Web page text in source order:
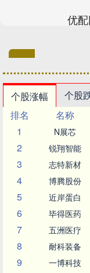
优
个股涨幅 个股
排名
名称
1
N展芯
2 锐翔智能
3 志特新材
4 博腾股份
5 近岸蛋白
6 毕得医药
7 五洲医疗
8 耐科装备
9 一博科技